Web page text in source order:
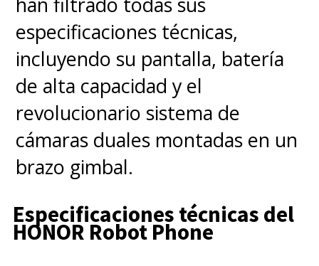
girar mientras sigue
automáticamente a los sujetos.
Además, cuenta con un
asistente de IA capaz de analizar
tu vestuario y ofrecer
sugerencias de estilo en tiempo
Preguntas frecuentes (FAQ)
especificaciones técnicas,
incluyendo su pantalla, batería
de alta capacidad y el
revolucionario sistema de
cámaras duales montadas en un
brazo gimbal.
Especificaciones técnicas del
HONOR Robot Phone